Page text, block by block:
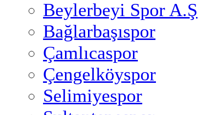
Beylerbeyi Spor A.Ş
Bağlarbaşıspor
Çamlıcaspor
Çengelköyspor
Selimiyespor